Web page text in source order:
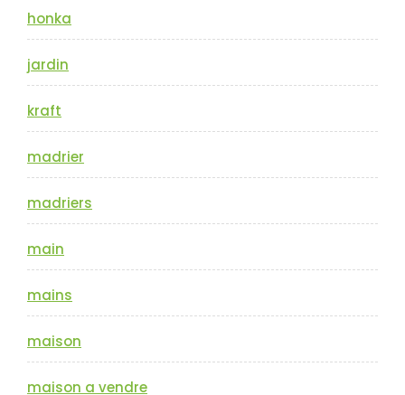
honka
jardin
kraft
madrier
madriers
main
mains
maison
maison a vendre